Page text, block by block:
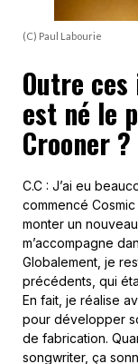
(C) Paul Labourie
Outre
est né le
Crooner ?
C.C : J’ai eu
commencé
monter un
m’accompagne
Globalement, je
précédents, qui
En fait, je réalise
pour développer
de fabrication.
songwriter, ça